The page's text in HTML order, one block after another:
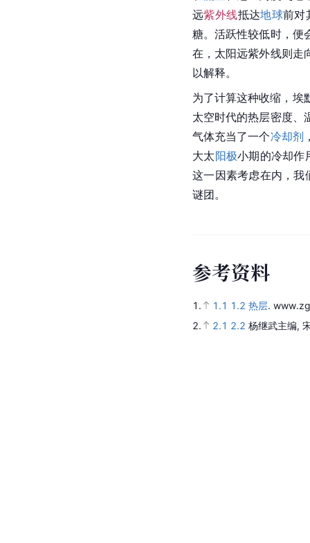
远紫外线抵达地球前对
糖。活跃性较低时，
在，太阳远紫外线则走
以解释。
为了计算这种收缩，埃
太空时代的热层密度、
气体充当了一个冷却剂
大太阳极小期的冷却作
这一因素考虑在内，我
谜团。
参考资料
1. 1.1 1.2 热层.
2.
2.1 2.2 杨继武主编,